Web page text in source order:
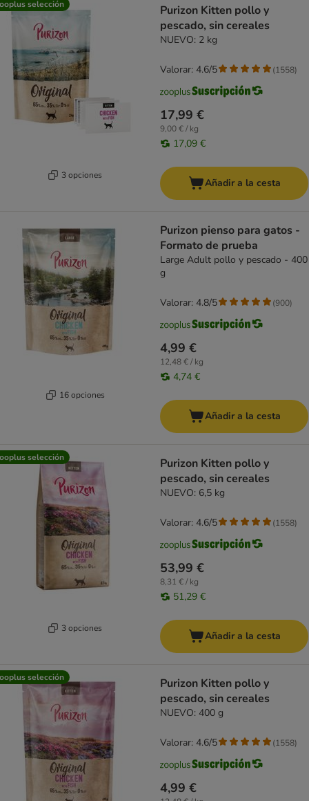
selección
3 opciones
Purizon Kitten pollo y
pescado, sin cereales
NUEVO: 2 kg
17,99 €
9,00 € / kg
17,09 €
Valorar: 4.6/5 (1558)
Añadir a la cesta
16 opciones
Purizon pienso para gatos -
Formato de prueba
Large Adult pollo y pescado - 400
g
4,99 €
12,48 € / kg
4,74 €
Valorar: 4.8/5 (900)
Añadir a la cesta
selección
3 opciones
Purizon Kitten pollo y
pescado, sin cereales
NUEVO: 6,5 kg
53,99 €
8,31 € / kg
51,29 €
Valorar: 4.6/5 (1558)
Añadir a la cesta
selección
Purizon Kitten pollo y
pescado, sin cereales
NUEVO: 400 g
4,99 €
Valorar: 4.6/5 (1558)